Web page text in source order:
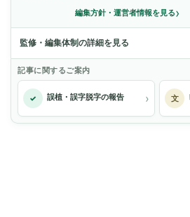
編集方針・運営者情報を見る›
監修・編集体制の詳細を見る
記事に関するご案内
✓ 誤植・誤字脱字の報告 › 文